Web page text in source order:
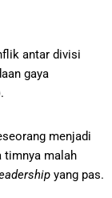
antar divisi
gaya
menjadi
timnya malah
yang pas.